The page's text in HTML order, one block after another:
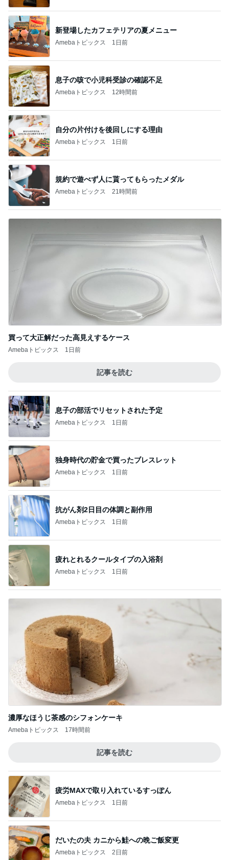
新登場したカフェテリアの夏メニュー
Amebaトピックス 1日前
息子の咳で小児科受診の確認不足
Amebaトピックス 12時間前
自分の片付けを後回しにする理由
Amebaトピックス 1日前
規約で遊べず人に貰ってもらったメダル
Amebaトピックス 21時間前
買って大正解だった高見えするケース
Amebaトピックス 1日前
記事を読む
息子の部活でリセットされた予定
Amebaトピックス 1日前
独身時代の貯金で買ったブレスレット
Amebaトピックス 1日前
抗がん剤2日目の体調と副作用
Amebaトピックス 1日前
疲れとれるクールタイプの入浴剤
Amebaトピックス 1日前
濃厚なほうじ茶感のシフォンケーキ
Amebaトピックス 17時間前
記事を読む
疲労MAXで取り入れているすっぽん
Amebaトピックス 1日前
だいたの夫 カニから鮭への晩ご飯変更
Amebaトピックス 2日前